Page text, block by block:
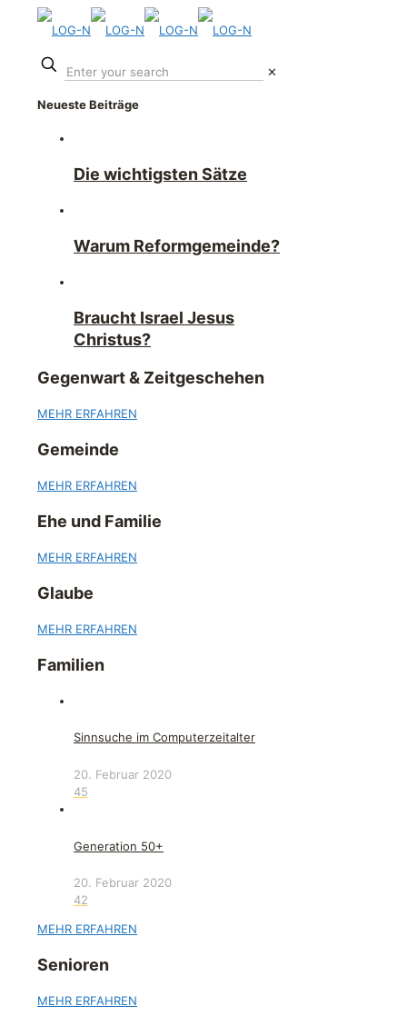
✕
Neueste Beiträge
Die wichtigsten Sätze
Warum Reformgemeinde?
Braucht Israel Jesus
Christus?
Gegenwart & Zeitgeschehen
MEHR ERFAHREN
Gemeinde
MEHR ERFAHREN
Ehe und Familie
MEHR ERFAHREN
Glaube
MEHR ERFAHREN
Familien
Sinnsuche im Computerzeitalter
20. Februar 2020
45
Generation 50+
20. Februar 2020
42
MEHR ERFAHREN
Senioren
MEHR ERFAHREN